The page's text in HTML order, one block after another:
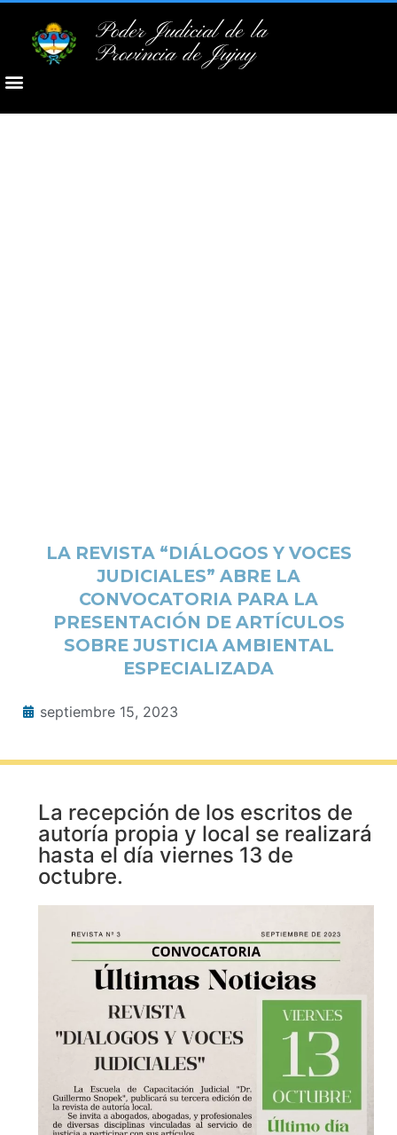
Poder Judicial de la
Provincia de Jujuy
LA REVISTA “DIÁLOGOS Y VOCES
JUDICIALES” ABRE LA
CONVOCATORIA PARA LA
PRESENTACIÓN DE ARTÍCULOS
SOBRE JUSTICIA AMBIENTAL
ESPECIALIZADA
septiembre 15, 2023
La recepción de los escritos de
autoría propia y local se realizará
hasta el día viernes 13 de
octubre.